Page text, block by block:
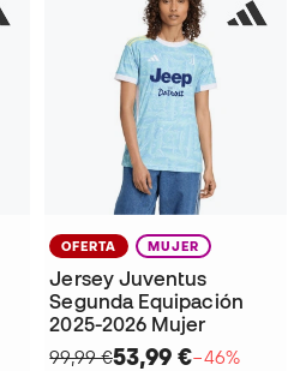
OFERTA MUJER
Jersey Juventus
Segunda Equipación
2025-2026 Mujer
99,99 €53,99 €−46%